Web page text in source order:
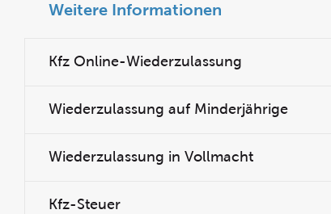
Weitere Informationen
Kfz Online-Wiederzulassung
Wiederzulassung auf Minderjährige
Wiederzulassung in Vollmacht
Kfz-Steuer